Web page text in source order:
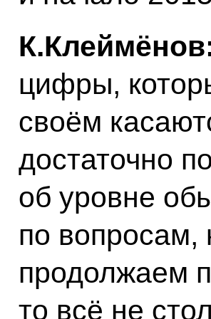
цифры,
своём
достаточно
об уровне
по
продолжаем
то всё не